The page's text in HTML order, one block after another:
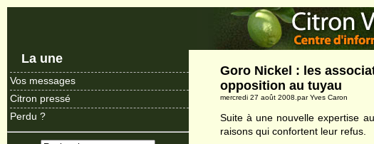
La une
Vos messages
Citron pressé
Perdu ?
Goro Nickel : les
opposition au tuyau
mercredi 27 août 2008.par Yves Caron
Suite à une nouvelle expertise
raisons qui confortent leur refus.